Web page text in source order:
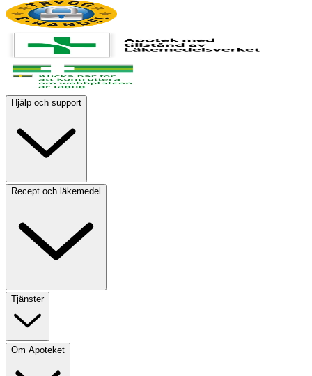
Hjälp och support
Recept och läkemedel
Tjänster
Om Apoteket